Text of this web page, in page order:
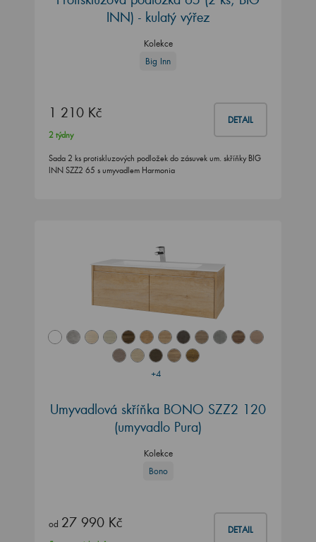
INN) - kulatý výřez
Kolekce
Big Inn
1 210 Kč DETAIL
2 týdny
Sada 2 ks protiskluzových podložek do zásuvek um. skříňky BIG
INN SZZ2 65 s umyvadlem Harmonia
+4
Umyvadlová skříňka BONO SZZ2 120
(umyvadlo Pura)
Kolekce
Bono
od 27 990 Kč DETAIL